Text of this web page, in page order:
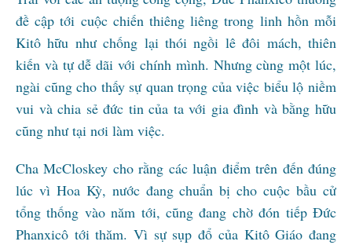
đề cập tới cuộc chiến thiêng liêng trong linh hồn mỗi
Kitô hữu như chống lại thói ngồi lê đôi mách, thiên
kiến và tự dễ dãi với chính mình. Nhưng cùng một lúc,
ngài cũng cho thấy sự quan trọng của việc biểu lộ niềm
vui và chia sẻ đức tin của ta với gia đình và bằng hữu
cũng như tại nơi làm việc.
Cha McCloskey cho rằng các luận điểm trên đến đúng
lúc vì Hoa Kỳ, nước đang chuẩn bị cho cuộc bầu cử
tổng thống vào năm tới, cũng đang chờ đón tiếp Đức
Phanxicô tới thăm. Vì sự sụp đổ của Kitô Giáo đang